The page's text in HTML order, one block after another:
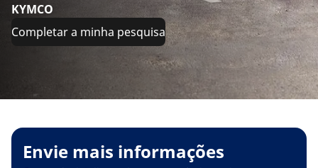
KYMCO
Completar a minha pesquisa
Envie mais informações